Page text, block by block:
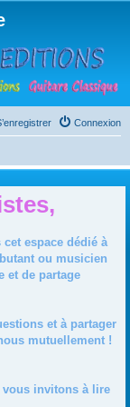
Connexion
espace dédié à
ou musicien
et de partage
et à partager
mutuellement !
invitons à lire